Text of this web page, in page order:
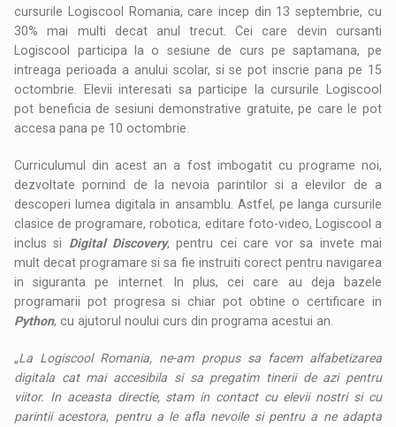
cursurile Logiscool Romania, care incep din 13 septembrie, cu
30% mai multi decat anul trecut. Cei care devin cursanti
Logiscool participa la o sesiune de curs pe saptamana, pe
intreaga perioada a anului scolar, si se pot inscrie pana pe 15
octombrie. Elevii interesati sa participe la cursurile Logiscool
pot beneficia de sesiuni demonstrative gratuite, pe care le pot
accesa pana pe 10 octombrie.
Curriculumul din acest an a fost imbogatit cu programe noi,
dezvoltate pornind de la nevoia parintilor si a elevilor de a
descoperi lumea digitala in ansamblu. Astfel, pe langa cursurile
clasice de programare, robotica, editare foto-video, Logiscool a
inclus si Digital Discovery, pentru cei care vor sa invete mai
mult decat programare si sa fie instruiti corect pentru navigarea
in siguranta pe internet. In plus, cei care au deja bazele
programarii pot progresa si chiar pot obtine o certificare in
Python, cu ajutorul noului curs din programa acestui an.
„La Logiscool Romania, ne-am propus sa facem alfabetizarea
digitala cat mai accesibila si sa pregatim tinerii de azi pentru
viitor. In aceasta directie, stam in contact cu elevii nostri si cu
parintii acestora, pentru a le afla nevoile si pentru a ne adapta